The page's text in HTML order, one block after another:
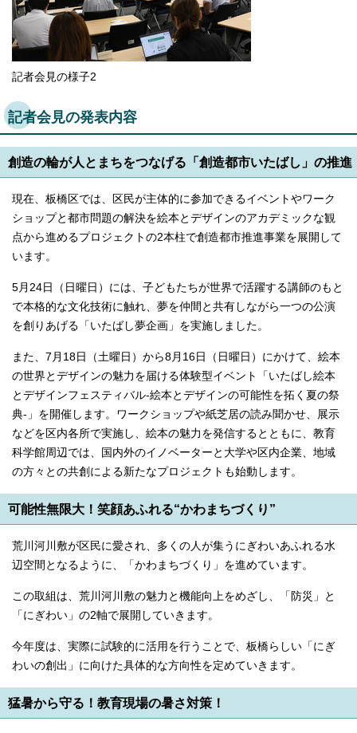
記者会見の様子2
記者会見の発表内容
創造の輪が人とまちをつなげる「創造都市いたばし」の推進
現在、板橋区では、区民が主体的に参加できるイベントやワーク
ショップと都市問題の解決を絵本とデザインのアカデミックな観
点から進めるプロジェクトの2本柱で創造都市推進事業を展開して
います。
5月24日（日曜日）には、子どもたちが世界で活躍する講師のもと
で本格的な文化技術に触れ、夢を仲間と共有しながら一つの公演
を創りあげる「いたばし夢企画」を実施しました。
また、7月18日（土曜日）から8月16日（日曜日）にかけて、絵本
の世界とデザインの魅力を届ける体験型イベント「いたばし絵本
とデザインフェスティバル-絵本とデザインの可能性を拓く夏の祭
典-」を開催します。ワークショップや紙芝居の読み聞かせ、展示
などを区内各所で実施し、絵本の魅力を発信するとともに、教育
科学館周辺では、国内外のイノベーターと大学や区内企業、地域
の方々との共創による新たなプロジェクトも始動します。
可能性無限大！笑顔あふれる“かわまちづくり”
荒川河川敷が区民に愛され、多くの人が集うにぎわいあふれる水
辺空間となるように、「かわまちづくり」を進めています。
この取組は、荒川河川敷の魅力と機能向上をめざし、「防災」と
「にぎわい」の2軸で展開していきます。
今年度は、実際に試験的に活用を行うことで、板橋らしい「にぎ
わいの創出」に向けた具体的な方向性を定めていきます。
猛暑から守る！教育現場の暑さ対策！